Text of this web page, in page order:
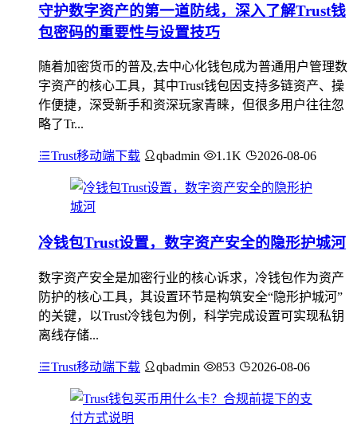
守护数字资产的第一道防线，深入了解Trust钱
包密码的重要性与设置技巧
随着加密货币的普及,去中心化钱包成为普通用户管理数
字资产的核心工具，其中Trust钱包因支持多链资产、操
作便捷，深受新手和资深玩家青睐，但很多用户往往忽
略了Tr...
Trust移动端下载 qbadmin 1.1K 2026-08-06
冷钱包Trust设置，数字资产安全的隐形护城河
数字资产安全是加密行业的核心诉求，冷钱包作为资产
防护的核心工具，其设置环节是构筑安全“隐形护城河”
的关键，以Trust冷钱包为例，科学完成设置可实现私钥
离线存储...
Trust移动端下载 qbadmin 853 2026-08-06